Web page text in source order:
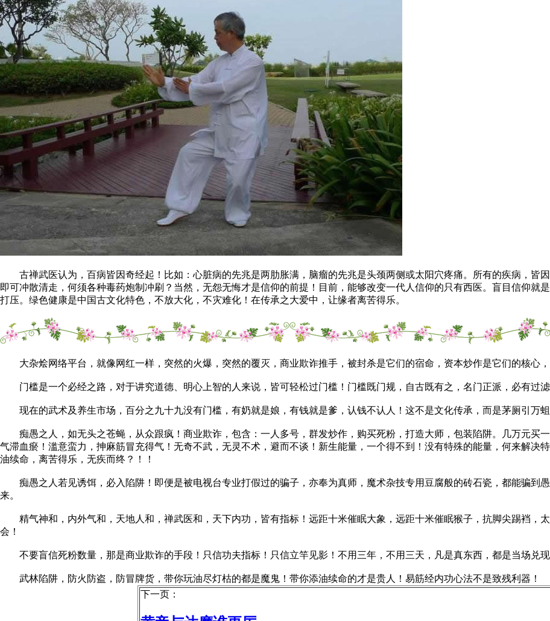
古禅武医认为，百病皆因奇经起！比如：心脏病的先兆是两肋胀满，脑瘤的先兆是头颈两侧或太阳穴疼痛。所有的疾病，皆
即可冲散清走，何须各种毒药炮制冲刷？当然，无怨无悔才是信仰的前提！目前，能够改变一代人信仰的只有西医。盲目信仰就
打压。绿色健康是中国古文化特色，不放大化，不灾难化！在传承之大爱中，让缘者离苦得乐。
大杂烩网络平台，就像网红一样，突然的火爆，突然的覆灭，商业欺诈推手，被封杀是它们的宿命，资本炒作是它们的核心，
门槛是一个必经之路，对于讲究道德、明心上智的人来说，皆可轻松过门槛！门槛既门规，自古既有之，名门正派，必有过滤
现在的武术及养生市场，百分之九十九没有门槛，有奶就是娘，有钱就是爹，认钱不认人！这不是文化传承，而是茅厕引万蛆
痴愚之人，如无头之苍蝇，从众跟疯！商业欺诈，包含：一人多号，群发炒作，购买死粉，打造大师，包装陷阱。几万元买一
气滞血瘀！滥意蛮力，抻麻筋冒充得气！无奇不武，无灵不术，避而不谈！新生能量，一个得不到！没有特殊的能量，何来解决
油续命，离苦得乐，无疾而终？！！
痴愚之人若见诱饵，必入陷阱！即便是被电视台专业打假过的骗子，亦奉为真师，魔术杂技专用豆腐般的砖石瓷，都能骗到
来。
精气神和，内外气和，天地人和，禅武医和，天下内功，皆有指标！远距十米催眠大象，远距十米催眠猴子，抗脚尖踢裆，
会！
不要盲信死粉数量，那是商业欺诈的手段！只信功夫指标！只信立竿见影！不用三年，不用三天，凡是真东西，都是当场兑现
武林陷阱，防火防盗，防冒牌货，带你玩油尽灯枯的都是魔鬼！带你添油续命的才是贵人！易筋经内功心法不是致残利器！
下一页：